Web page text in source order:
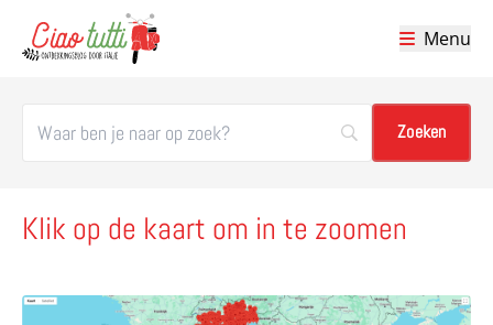
Menu
Klik op de kaart om in te zoomen